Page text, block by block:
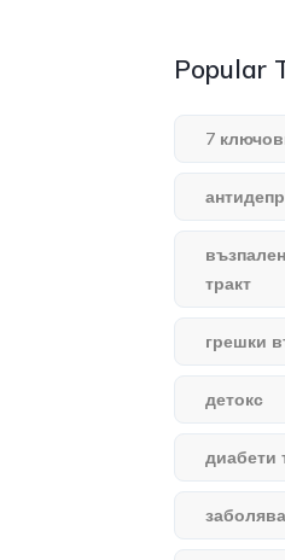
Popular
7
тракт
грешки
детокс
диабети